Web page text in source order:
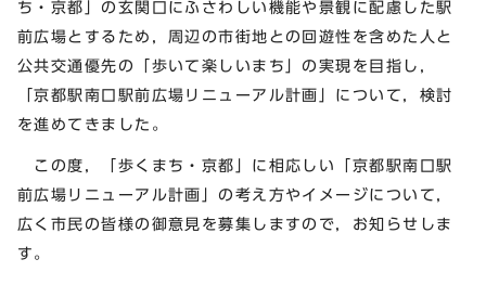
ち・京都」の玄関口にふさわしい機能や景観に配慮した駅
前広場とするため，周辺の市街地との回遊性を含めた人と
公共交通優先の「歩いて楽しいまち」の実現を目指し，
「京都駅南口駅前広場リニューアル計画」について，検討
を進めてきました。
この度，「歩くまち・京都」に相応しい「京都駅南口駅
前広場リニューアル計画」の考え方やイメージについて，
広く市民の皆様の御意見を募集しますので，お知らせしま
す。